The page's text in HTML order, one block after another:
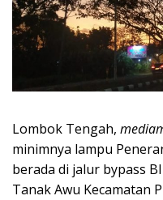
Lombok Tengah,
minimnya lampu
berada di jalur bypass
Tanak Awu Kecamatan